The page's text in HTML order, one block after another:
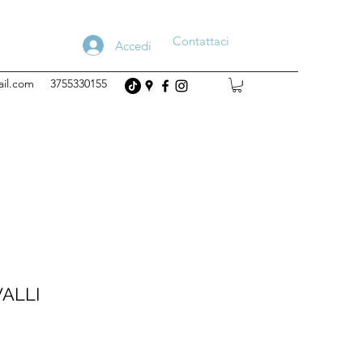
Accedi Contattaci
3755330155